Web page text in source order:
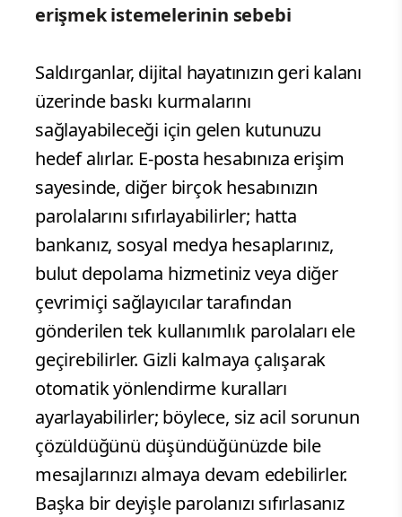
erişmek istemelerinin sebebi
Saldırganlar, dijital hayatınızın geri kalanı
üzerinde baskı kurmalarını
sağlayabileceği için gelen kutunuzu
hedef alırlar. E-posta hesabınıza erişim
sayesinde, diğer birçok hesabınızın
parolalarını sıfırlayabilirler; hatta
bankanız, sosyal medya hesaplarınız,
bulut depolama hizmetiniz veya diğer
çevrimiçi sağlayıcılar tarafından
gönderilen tek kullanımlık parolaları ele
geçirebilirler. Gizli kalmaya çalışarak
otomatik yönlendirme kuralları
ayarlayabilirler; böylece, siz acil sorunun
çözüldüğünü düşündüğünüzde bile
mesajlarınızı almaya devam edebilirler.
Başka bir deyişle parolanızı sıfırlasanız